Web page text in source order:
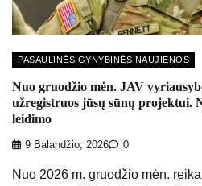
PASAULINĖS GYNYBINĖS NAUJIENOS
Nuo gruodžio mėn. JAV
užregistruos jūsų sūnų projektui.
leidimo
9 Balandžio, 2026 0
Nuo 2026 m. gruodžio mėn.